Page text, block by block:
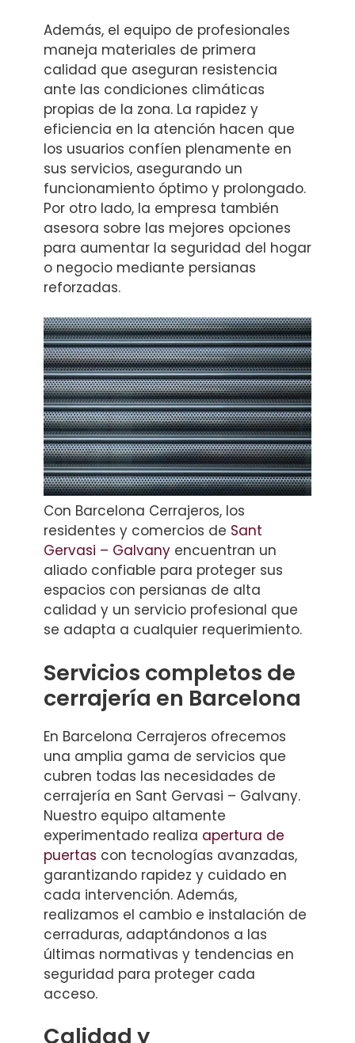
Además, el equipo de profesionales
maneja materiales de primera
calidad que aseguran resistencia
ante las condiciones climáticas
propias de la zona. La rapidez y
eficiencia en la atención hacen que
los usuarios confíen plenamente en
sus servicios, asegurando un
funcionamiento óptimo y prolongado.
Por otro lado, la empresa también
asesora sobre las mejores opciones
para aumentar la seguridad del hogar
o negocio mediante persianas
reforzadas.
Con Barcelona Cerrajeros, los
residentes y comercios de Sant
Gervasi – Galvany encuentran un
aliado confiable para proteger sus
espacios con persianas de alta
calidad y un servicio profesional que
se adapta a cualquier requerimiento.
Servicios completos de
cerrajería en Barcelona
En Barcelona Cerrajeros ofrecemos
una amplia gama de servicios que
cubren todas las necesidades de
cerrajería en Sant Gervasi – Galvany.
Nuestro equipo altamente
experimentado realiza apertura de
puertas con tecnologías avanzadas,
garantizando rapidez y cuidado en
cada intervención. Además,
realizamos el cambio e instalación de
cerraduras, adaptándonos a las
últimas normativas y tendencias en
seguridad para proteger cada
acceso.
Calidad y